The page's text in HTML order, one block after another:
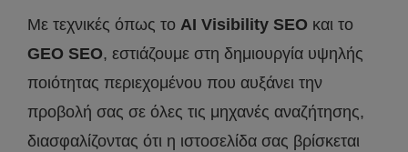
Με τεχνικές όπως το AI Visibility SEO και το
GEO SEO, εστιάζουμε στη δημιουργία υψηλής
ποιότητας περιεχομένου που αυξάνει την
προβολή σας σε όλες τις μηχανές αναζήτησης,
διασφαλίζοντας ότι η ιστοσελίδα σας βρίσκεται